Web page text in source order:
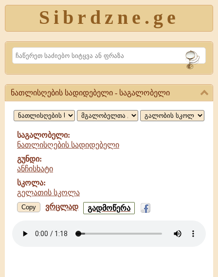
Sibrdzne.ge
Search
ნათლისღების
სადიდებელი,
საგალობელი
ნათლისღების სადიდებელი - საგალობელი
საგალობელი:
ნათლისღების სადიდებელი
გუნდი:
ანჩისხატი
სკოლა:
გელათის სკოლა
Copy ვრცლად ნათლისღების
სადიდებელი
ანჩისხატი
გადმოწერა